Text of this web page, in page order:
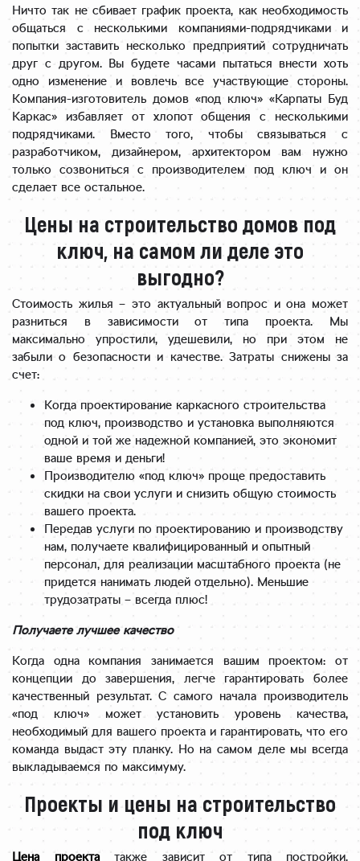
Ничто так не сбивает график проекта, как необходимость
общаться с несколькими компаниями-подрядчиками и
попытки заставить несколько предприятий сотрудничать
друг с другом. Вы будете часами пытаться внести хоть
одно изменение и вовлечь все участвующие стороны.
Компания-изготовитель домов «под ключ» «Карпаты Буд
Каркас» избавляет от хлопот общения с несколькими
подрядчиками. Вместо того, чтобы связываться с
разработчиком, дизайнером, архитектором вам нужно
только созвониться с производителем под ключ и он
сделает все остальное.
Цены на строительство домов под
ключ, на самом ли деле это
выгодно?
Стоимость жилья – это актуальный вопрос и она может
разниться в зависимости от типа проекта. Мы
максимально упростили, удешевили, но при этом не
забыли о безопасности и качестве. Затраты снижены за
счет:
Когда проектирование каркасного строительства
под ключ, производство и установка выполняются
одной и той же надежной компанией, это экономит
ваше время и деньги!
Производителю «под ключ» проще предоставить
скидки на свои услуги и снизить общую стоимость
вашего проекта.
Передав услуги по проектированию и производству
нам, получаете квалифицированный и опытный
персонал, для реализации масштабного проекта (не
придется нанимать людей отдельно). Меньшие
трудозатраты – всегда плюс!
Получаете лучшее качество
Когда одна компания занимается вашим проектом: от
концепции до завершения, легче гарантировать более
качественный результат. С самого начала производитель
«под ключ» может установить уровень качества,
необходимый для вашего проекта и гарантировать, что его
команда выдаст эту планку. Но на самом деле мы всегда
выкладываемся по максимуму.
Проекты и цены на строительство
под ключ